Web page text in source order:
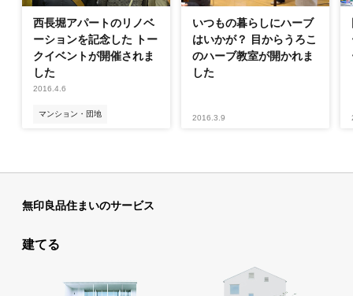
西長堀アパートのリノベ
ーションを記念した トー
クイベントが開催されま
した
2016.4.6
マンション・団地
いつもの暮らしにハーブ
はいかが？ 目からうろこ
のハーブ教室が開かれま
した
2016.3.9
無印良品住まいのサービス
建てる